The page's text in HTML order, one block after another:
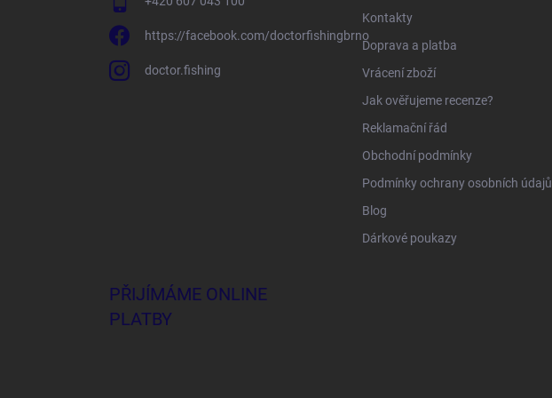
https://facebook.com/doctorfishingbrno
doctor.fishing
Kontakty
Doprava a platba
Vrácení zboží
Jak ověřujeme recenze?
Reklamační řád
Obchodní podmínky
Podmínky ochrany osobních údajů
Blog
Dárkové poukazy
PŘIJÍMÁME ONLINE
PLATBY